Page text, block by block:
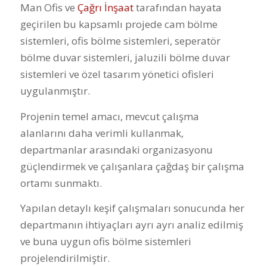
Man Ofis ve Çağrı İnşaattarafından hayata
geçirilen bu kapsamlı projede cam bölme
sistemleri, ofis bölme sistemleri, seperatör
bölme duvar sistemleri, jaluzili bölme duvar
sistemleri ve özel tasarım yönetici ofisleri
uygulanmıştır.
Projenin temel amacı, mevcut çalışma
alanlarını daha verimli kullanmak,
departmanlar arasındaki organizasyonu
güçlendirmek ve çalışanlara çağdaş bir çalışma
ortamı sunmaktı.
Yapılan detaylı keşif çalışmaları sonucunda her
departmanın ihtiyaçları ayrı ayrı analiz edilmiş
ve buna uygun ofis bölme sistemleri
projelendirilmiştir.